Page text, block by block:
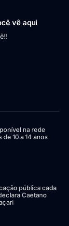
vê aqui
na rede
10 a 14 anos
pública cada
Caetano